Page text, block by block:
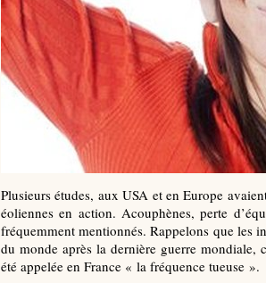
Plusieurs études, aux USA et en Europe
éoliennes en action. Acouphènes, perte
fréquemment mentionnés. Rappelons que les
du monde après la dernière guerre mondiale,
été appelée en France « la fréquence tueuse ».